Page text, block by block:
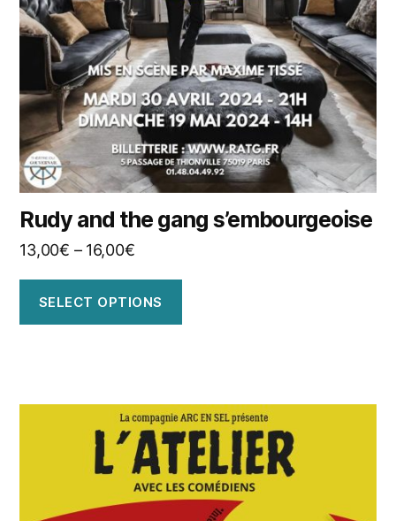
Rudy and the gang s’embourgeoise
13,00€ – 16,00€
SELECT OPTIONS